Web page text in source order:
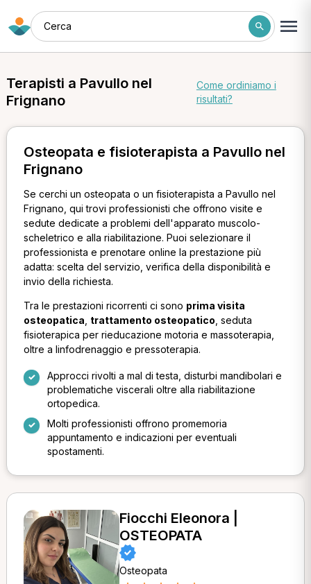
Cerca
Terapisti a Pavullo nel
Frignano
Come ordiniamo i
risultati?
Osteopata e fisioterapista a Pavullo nel
Frignano
Se cerchi un osteopata o un fisioterapista a Pavullo nel
Frignano, qui trovi professionisti che offrono visite e
sedute dedicate a problemi dell'apparato muscolo-
scheletrico e alla riabilitazione. Puoi selezionare il
professionista e prenotare online la prestazione più
adatta: scelta del servizio, verifica della disponibilità e
invio della richiesta.
Tra le prestazioni ricorrenti ci sono prima visita
osteopatica trattamento osteopatico , seduta
fisioterapica per rieducazione motoria e massoterapia,
oltre a linfodrenaggio e pressoterapia.
Approcci rivolti a mal di testa, disturbi mandibolari e
problematiche viscerali oltre alla riabilitazione
ortopedica.
Molti professionisti offrono promemoria
appuntamento e indicazioni per eventuali
spostamenti.
Fiocchi Eleonora |
OSTEOPATA
Osteopata